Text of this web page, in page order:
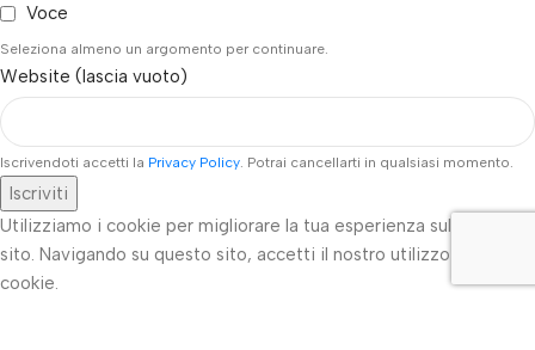
Voce
Seleziona almeno un argomento per continuare.
Website (lascia vuoto)
Iscrivendoti accetti la Privacy Policy . Potrai cancellarti in qualsiasi momento.
Iscriviti
Utilizziamo i cookie per migliorare la tua esperienza sul nostro
sito. Navigando su questo sito, accetti il nostro utilizzo dei
cookie.